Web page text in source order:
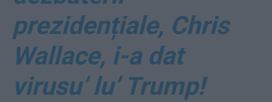
prezidențiale, Chris
Wallace, i-a dat
virusu’ lu’ Trump!